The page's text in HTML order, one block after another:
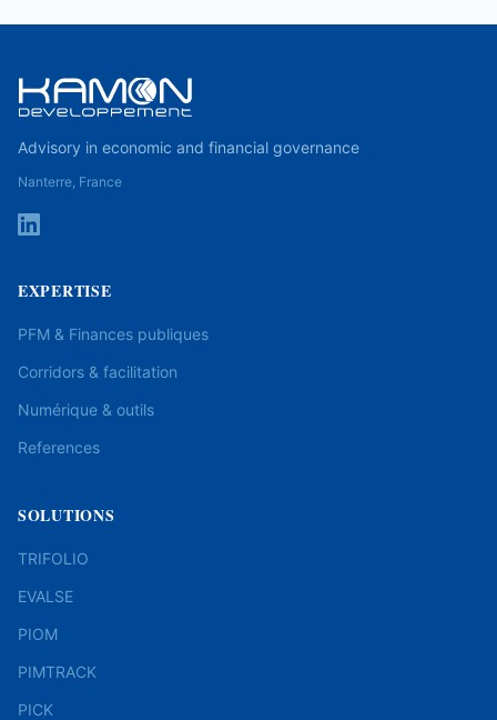
Advisory in economic and financial governance
Nanterre, France
EXPERTISE
PFM & Finances publiques
Corridors & facilitation
Numérique & outils
References
SOLUTIONS
TRIFOLIO
EVALSE
PIOM
PIMTRACK
PICK